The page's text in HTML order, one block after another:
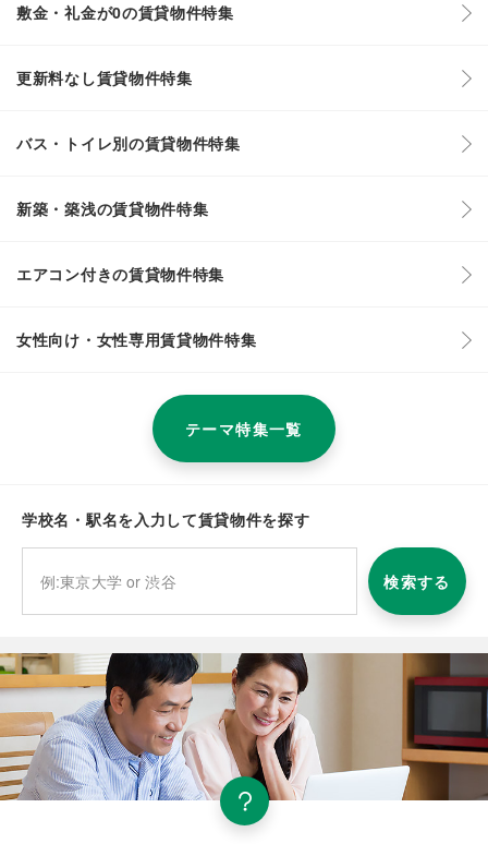
敷金・礼金が0の賃貸物件特集
更新料なし賃貸物件特集
バス・トイレ別の賃貸物件特集
新築・築浅の賃貸物件特集
エアコン付きの賃貸物件特集
女性向け・女性専用賃貸物件特集
テーマ特集一覧
学校名・駅名を入力して賃貸物件を探す
検索する